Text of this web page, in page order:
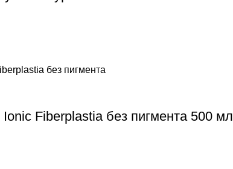
Fiberplastia без пигмента 500 мл